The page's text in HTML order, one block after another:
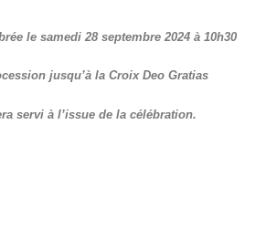
le samedi 28 septembre 2024 à 10h30
jusqu’à la Croix Deo Gratias
servi à l’issue de la célébration.